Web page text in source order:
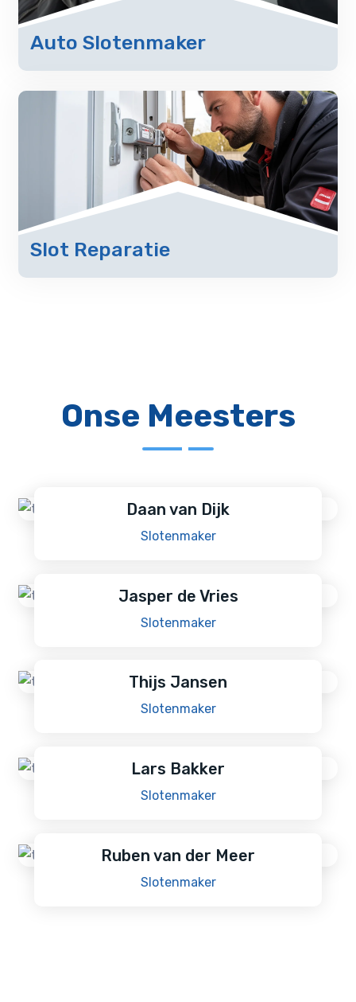
Auto Slotenmaker
Slot Reparatie
Onse Meesters
Daan van Dijk
Slotenmaker
Jasper de Vries
Slotenmaker
Thijs Jansen
Slotenmaker
Lars Bakker
Slotenmaker
Ruben van der Meer
Slotenmaker